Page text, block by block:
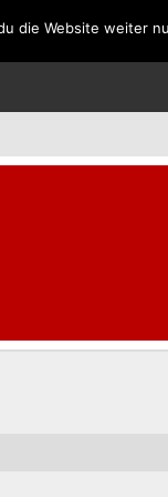
SPANIEN
die Website weiter